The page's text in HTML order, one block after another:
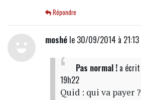
Répondre
moshéle 30/09/2014 à 21:13
Pas normal !a écrit
19h22
Quid : qui va payer ?